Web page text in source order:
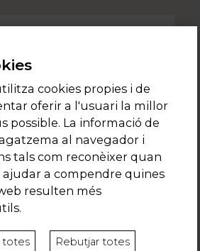
cookies propies i de
oferir a l'usuari la millor
possible. La informació de
al navegador i
tals com reconèixer quan
ajudar a compendre quines
resulten més
totes
Rebutjar totes